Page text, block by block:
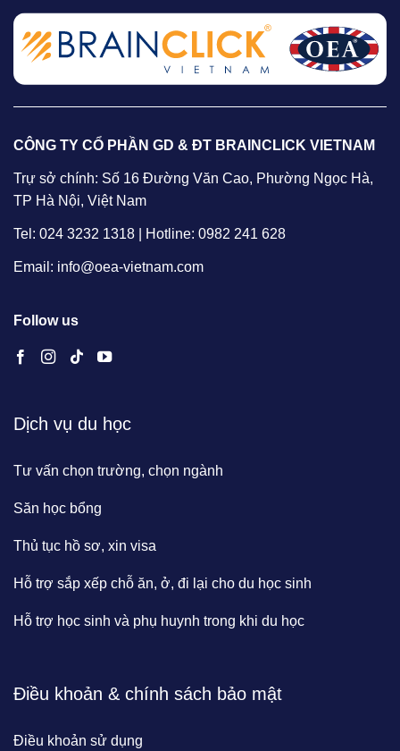
CÔNG TY CỔ PHẦN GD & ĐT BRAINCLICK VIETNAM
Trự sở chính: Số 16 Đường Văn Cao, Phường Ngọc Hà,
TP Hà Nội, Việt Nam
Tel: 024 3232 1318 | Hotline: 0982 241 628
Email: info@oea-vietnam.com
Follow us
Dịch vụ du học
Tư vấn chọn trường, chọn ngành
Săn học bổng
Thủ tục hồ sơ, xin visa
Hỗ trợ sắp xếp chỗ ăn, ở, đi lại cho du học sinh
Hỗ trợ học sinh và phụ huynh trong khi du học
Điều khoản & chính sách bảo mật
Điều khoản sử dụng